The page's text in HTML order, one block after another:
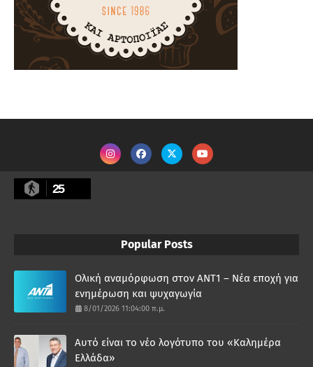
25
Popular Posts
Ολική αναμόρφωση στον ΑΝΤ1 – Νέα εποχή για
ενημέρωση και ψυχαγωγία
8/01/2026 11:04:00 π.μ.
Αυτό είναι το νέο λογότυπο του «Καλημέρα
Ελλάδα»